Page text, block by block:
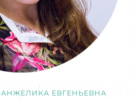
ЕВГЕНЬЕВНА